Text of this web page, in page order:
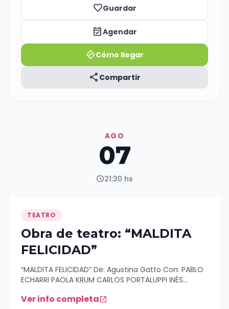
favorite_borderGuardar
event_availableAgendar
directionsCómo llegar
share Compartir
AGO
07
schedule21:30 hs
TEATRO
Obra de teatro: “MALDITA
FELICIDAD”
“MALDITA FELICIDAD” De: Agustina Gatto Con: PABLO
ECHARRI PAOLA KRUM CARLOS PORTALUPPI INÉS
de las parejas más queridas y recordadas de la
Ver info completaopen_in_new